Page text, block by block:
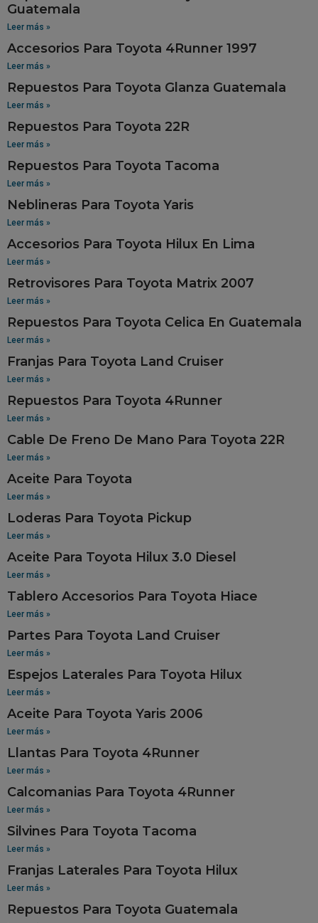
Guatemala
Leer más »
Accesorios Para Toyota 4Runner 1997
Leer más »
Repuestos Para Toyota Glanza Guatemala
Leer más »
Repuestos Para Toyota 22R
Leer más »
Repuestos Para Toyota Tacoma
Leer más »
Neblineras Para Toyota Yaris
Leer más »
Accesorios Para Toyota Hilux En Lima
Leer más »
Retrovisores Para Toyota Matrix 2007
Leer más »
Repuestos Para Toyota Celica En Guatemala
Leer más »
Franjas Para Toyota Land Cruiser
Leer más »
Repuestos Para Toyota 4Runner
Leer más »
Cable De Freno De Mano Para Toyota 22R
Leer más »
Aceite Para Toyota
Leer más »
Loderas Para Toyota Pickup
Leer más »
Aceite Para Toyota Hilux 3.0 Diesel
Leer más »
Tablero Accesorios Para Toyota Hiace
Leer más »
Partes Para Toyota Land Cruiser
Leer más »
Espejos Laterales Para Toyota Hilux
Leer más »
Aceite Para Toyota Yaris 2006
Leer más »
Llantas Para Toyota 4Runner
Leer más »
Calcomanias Para Toyota 4Runner
Leer más »
Silvines Para Toyota Tacoma
Leer más »
Franjas Laterales Para Toyota Hilux
Leer más »
Repuestos Para Toyota Guatemala